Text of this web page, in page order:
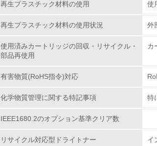
13. <L1> グリーン購入の取り組み
再生プラスチック材料の使用 使
再生プラスチック材料の使用状況 外
使用済みカートリッジの回収・リサイクル・
部品再使用
カ
有害物質(RoHS指令)対応
化学物質管理に関する特記事項 特
IEEE1680.2のオプション基準クリア数
リサイクル対応型ドライトナー イ